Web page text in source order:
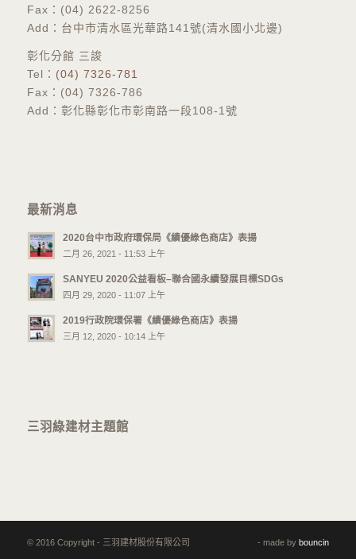
Fax：(04) 2622-8256
Add：台中市清水區光華路141號(清水國小北邊)
彰化分館 三誜
​Tel： (04) 7326-781
Fax：(04) 7326-786
Add：彰化縣彰化市彰南路一段108-1號
最新消息
2020台中市政府環保局《績優綠色商店》表揚
二月 26, 2021 - 11:53 上午
SANYEU 2020公益看板–聯合國永續發展目標SDGs
四月 29, 2020 - 11:07 上午
2019行政院環保署《績優綠色商店》表揚
三月 12, 2020 - 10:14 上午
三羽綠建材主題館
© 2016 Copyright - 三羽建材股份有限公司 - made bybouncin